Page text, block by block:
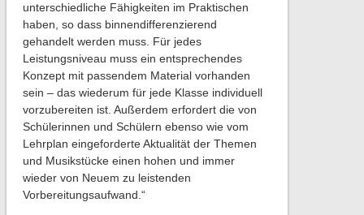
unterschiedliche Fähigkeiten im Praktischen
haben, so dass binnendifferenzierend
gehandelt werden muss. Für jedes
Leistungsniveau muss ein entsprechendes
Konzept mit passendem Material vorhanden
sein – das wiederum für jede Klasse individuell
vorzubereiten ist. Außerdem erfordert die von
Schülerinnen und Schülern ebenso wie vom
Lehrplan eingeforderte Aktualität der Themen
und Musikstücke einen hohen und immer
wieder von Neuem zu leistenden
Vorbereitungsaufwand.“